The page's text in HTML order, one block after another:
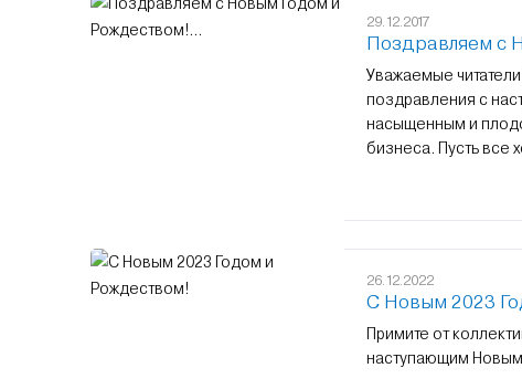
29.12.2017
Поздравляем с
Уважаемые
поздравления с
насыщенным и
бизнеса. Пусть все
26.12.2022
С Новым 2023
Примите от
наступающим